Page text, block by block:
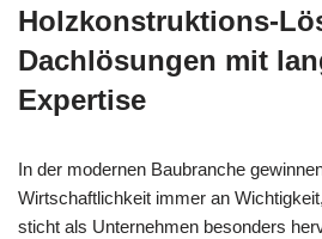
Holzkonstruktions-
Dachlösungen mit
Expertise
In der modernen Baubranche
Wirtschaftlichkeit immer an
sticht als Unternehmen besonders